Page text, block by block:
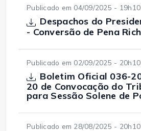
Publicado em 04/09/2025 - 19h10
Despachos do
- Conversão de Pena
Publicado em 02/09/2025 - 20h10
Boletim Oficial 036-
20 de Convocação do
para Sessão Solene de
Publicado em 28/08/2025 - 20h10